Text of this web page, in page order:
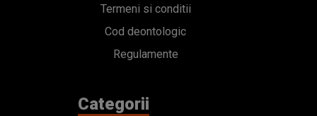
Termeni si conditii
Cod deontologic
Regulamente
Categorii